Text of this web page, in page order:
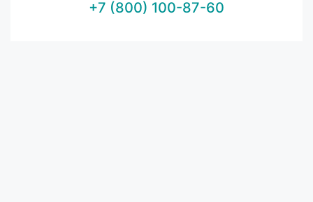
+7 (800) 100-87-60